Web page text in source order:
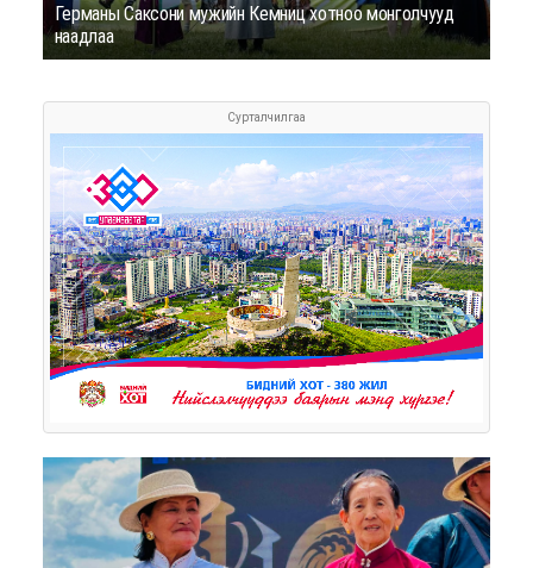
Германы Саксони мужийн Кемниц хотноо монголчууд
наадлаа
Сурталчилгаа